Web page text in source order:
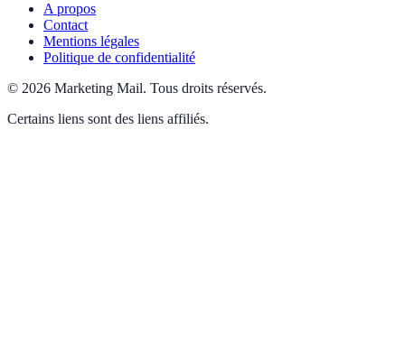
A propos
Contact
Mentions légales
Politique de confidentialité
© 2026 Marketing Mail. Tous droits réservés.
Certains liens sont des liens affiliés.